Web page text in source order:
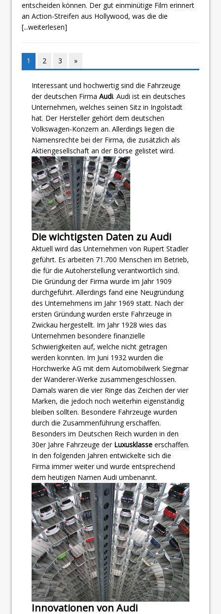
entscheiden können. Der gut einminütige Film erinnert
an Action-Streifen aus Hollywood, was die die
[...weiterlesen]
1 2 3 »
Interessant und hochwertig sind die Fahrzeuge
der deutschen Firma Audi. Audi ist ein deutsches
Unternehmen, welches seinen Sitz in Ingolstadt
hat. Der Hersteller gehört dem deutschen
Volkswagen-Konzern an. Allerdings liegen die
Namensrechte bei der Firma, die zusätzlich als
Aktiengesellschaft an der Börse gelistet wird.
Die wichtigsten Daten zu Audi
Aktuell wird das Unternehmen von Rupert Stadler
geführt. Es arbeiten 71.700 Menschen im Betrieb,
die für die Autoherstellung verantwortlich sind.
Die Gründung der Firma wurde im Jahr 1909
durchgeführt. Allerdings fand eine Neugründung
des Unternehmens im Jahr 1969 statt. Nach der
ersten Gründung wurden erste Fahrzeuge in
Zwickau hergestellt. Im Jahr 1928 wies das
Unternehmen besondere finanzielle
Schwierigkeiten auf, welche nicht getragen
werden konnten. Im Juni 1932 wurden die
Horchwerke AG mit dem Automobilwerk Siegmar
der Wanderer-Werke zusammengeschlossen.
Damals waren die vier Ringe das Zeichen der vier
Marken, die jedoch noch weiterhin eigenständig
bleiben sollten. Besondere Fahrzeuge wurden
durch die Zusammenführung erschaffen.
Besonders im Deutschen Reich wurden in den
30er Jahre Fahrzeuge der Luxusklasse erschaffen.
In den folgenden Jahren entwickelte sich die
Firma immer weiter und wurde entsprechend
dem heutigen Namen Audi umbenannt.
Innovationen von Audi